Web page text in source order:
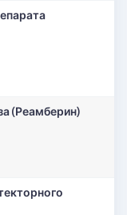
(Реамберин)